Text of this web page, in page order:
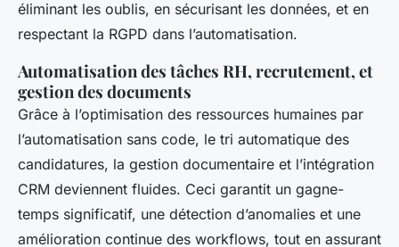
éliminant les oublis, en sécurisant les données, et en
respectant la RGPD dans l’automatisation.
Automatisation des tâches RH, recrutement, et
gestion des documents
Grâce à l’optimisation des ressources humaines par
l’automatisation sans code, le tri automatique des
candidatures, la gestion documentaire et l’intégration
CRM deviennent fluides. Ceci garantit un gagne-
temps significatif, une détection d’anomalies et une
amélioration continue des workflows, tout en assurant